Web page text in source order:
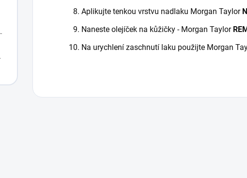
Aplikujte tenkou vrstvu nadlaku Morgan Taylor
Naneste olejíček na kůžičky - Morgan Taylor
Na urychlení zaschnutí laku použijte Morgan